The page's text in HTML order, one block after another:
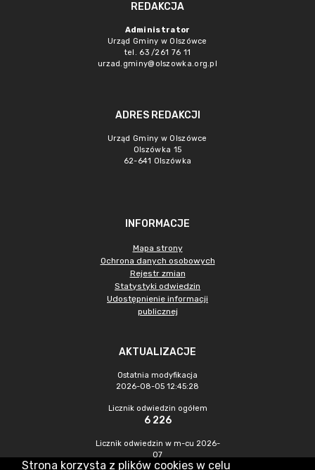
REDAKCJA
Administrator
Urząd Gminy w Olszówce
tel. 63 /261 76 11
urzad.gminy@olszowka.org.pl
ADRES REDAKCJI
Urząd Gminy w Olszówce
Olszówka 15
62-641 Olszówka
INFORMACJE
Mapa strony
Ochrona danych osobowych
Rejestr zmian
Statystyki odwiedzin
Udostępnienie informacji
publicznej
AKTUALIZACJE
Ostatnia modyfikacja
2026-08-05 12:45:28
Licznik odwiedzin ogółem
6 226
Licznik odwiedzin w m-cu 2026-
07
600
Strona korzysta z plików cookies w celu